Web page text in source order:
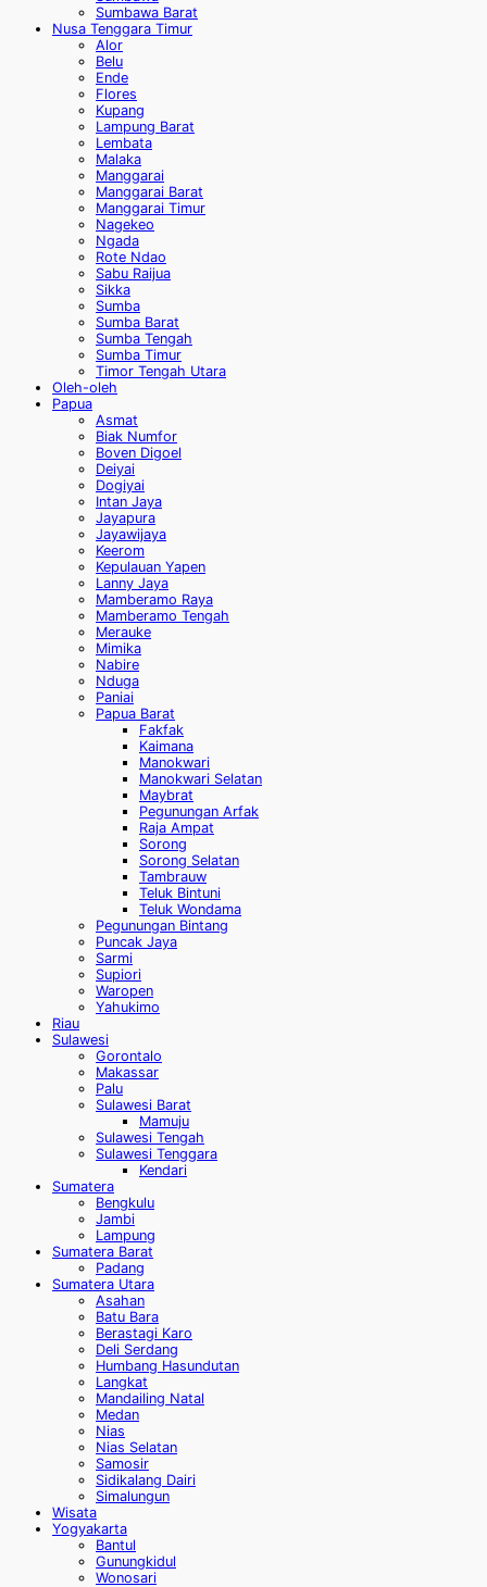
Sumbawa Barat
Nusa Tenggara Timur
Alor
Belu
Ende
Flores
Kupang
Lampung Barat
Lembata
Malaka
Manggarai
Manggarai Barat
Manggarai Timur
Nagekeo
Ngada
Rote Ndao
Sabu Raijua
Sikka
Sumba
Sumba Barat
Sumba Tengah
Sumba Timur
Timor Tengah Utara
Oleh-oleh
Papua
Asmat
Biak Numfor
Boven Digoel
Deiyai
Dogiyai
Intan Jaya
Jayapura
Jayawijaya
Keerom
Kepulauan Yapen
Lanny Jaya
Mamberamo Raya
Mamberamo Tengah
Merauke
Mimika
Nabire
Nduga
Paniai
Papua Barat
Fakfak
Kaimana
Manokwari
Manokwari Selatan
Maybrat
Pegunungan Arfak
Raja Ampat
Sorong
Sorong Selatan
Tambrauw
Teluk Bintuni
Teluk Wondama
Pegunungan Bintang
Puncak Jaya
Sarmi
Supiori
Waropen
Yahukimo
Riau
Sulawesi
Gorontalo
Makassar
Palu
Sulawesi Barat
Mamuju
Sulawesi Tengah
Sulawesi Tenggara
Kendari
Sumatera
Bengkulu
Jambi
Lampung
Sumatera Barat
Padang
Sumatera Utara
Asahan
Batu Bara
Berastagi Karo
Deli Serdang
Humbang Hasundutan
Langkat
Mandailing Natal
Medan
Nias
Nias Selatan
Samosir
Sidikalang Dairi
Simalungun
Wisata
Yogyakarta
Bantul
Gunungkidul
Wonosari